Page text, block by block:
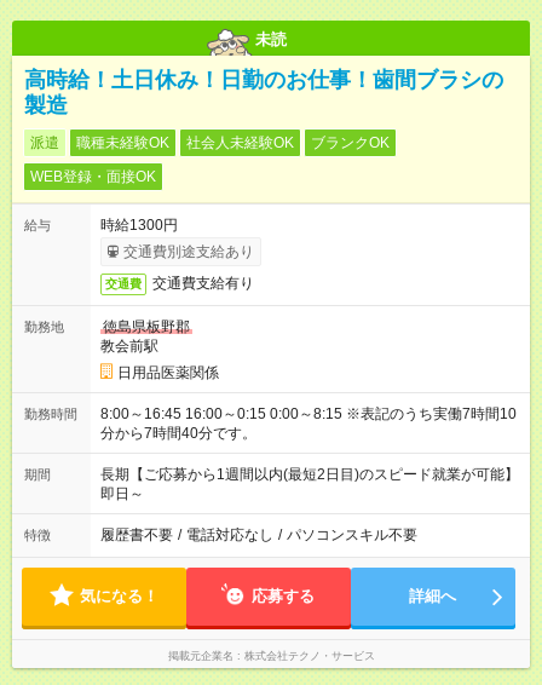
未読
高時給！土日休み！日勤のお仕事！歯間ブラシの
製造
派遣 職種未経験OK 社会人未経験OK
ブランクOK
WEB登録・面接OK
給与
時給1300円
交通費別途支給あり
交通費 交通費支給有り
勤務地
徳島県板野郡
教会前駅
日用品医薬関係
勤務時間
8:00～16:45 16:00～0:15 0:00～8:15 ※表記のうち実働7時間10
分から7時間40分です。
期間
長期【ご応募から1週間以内(最短2日目)のスピード就業が可能】
即日～
特徴 履歴書不要 / 電話対応なし / パソコンスキル不要
気になる！ 応募する 詳細へ
掲載元企業名 株式会社テクノ・サービス